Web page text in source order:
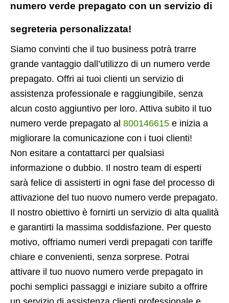
numero verde prepagato con un servizio di
segreteria personalizzata!
Siamo convinti che il tuo business potrà trarre
grande vantaggio dall’utilizzo di un numero verde
prepagato. Offri ai tuoi clienti un servizio di
assistenza professionale e raggiungibile, senza
alcun costo aggiuntivo per loro. Attiva subito il tuo
numero verde prepagato al 800146615 e inizia a
migliorare la comunicazione con i tuoi clienti!
Non esitare a contattarci per qualsiasi
informazione o dubbio. Il nostro team di esperti
sarà felice di assisterti in ogni fase del processo di
attivazione del tuo nuovo numero verde prepagato.
Il nostro obiettivo è fornirti un servizio di alta qualità
e garantirti la massima soddisfazione. Per questo
motivo, offriamo numeri verdi prepagati con tariffe
chiare e convenienti, senza sorprese. Potrai
attivare il tuo nuovo numero verde prepagato in
pochi semplici passaggi e iniziare subito a offrire